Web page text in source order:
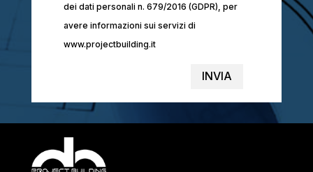
dei dati personali n. 679/2016 (GDPR), per
avere informazioni sui servizi di
www.projectbuilding.it
INVIA